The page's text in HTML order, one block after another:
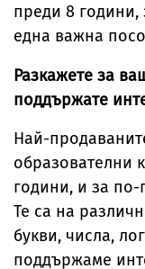
преди 8
една важна
Разкажете за
поддържате
Най-
образователни
години, и за по-
Те са на
букви, числа,
поддържаме